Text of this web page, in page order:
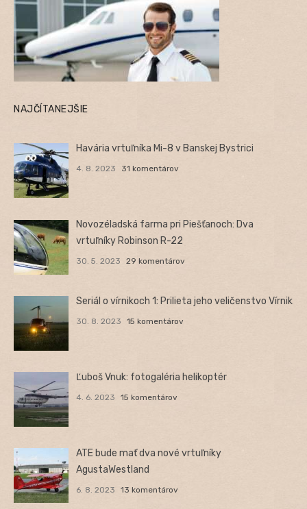
NAJČÍTANEJŠIE
Havária vrtuľníka Mi-8 v Banskej Bystrici
4. 8. 2023 31 komentárov
Novozéladská farma pri Piešťanoch: Dva
vrtuľníky Robinson R-22
30. 5. 2023 29 komentárov
Seriál o vírnikoch 1: Prilieta jeho veličenstvo Vírnik
30. 8. 2023 15 komentárov
Ľuboš Vnuk: fotogaléria helikoptér
4. 6. 2023 15 komentárov
ATE bude mať dva nové vrtuľníky
AgustaWestland
6. 8. 2023 13 komentárov